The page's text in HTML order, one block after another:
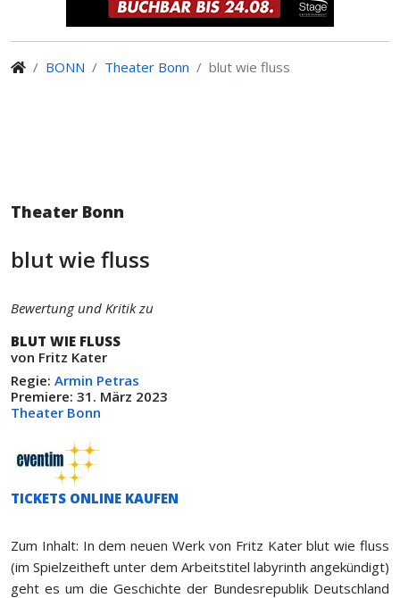
BONN Theater Bonn blut wie fluss
Theater Bonn
blut wie fluss
Bewertung und Kritik zu
BLUT WIE FLUSS
von Fritz Kater
Regie: Armin Petras
Premiere: 31. März 2023
Theater Bonn
TICKETS ONLINE KAUFEN
Zum Inhalt: In dem neuen Werk von Fritz Kater blut wie fluss
(im Spielzeitheft unter dem Arbeitstitel labyrinth angekündigt)
geht es um die Geschichte der Bundesrepublik Deutschland